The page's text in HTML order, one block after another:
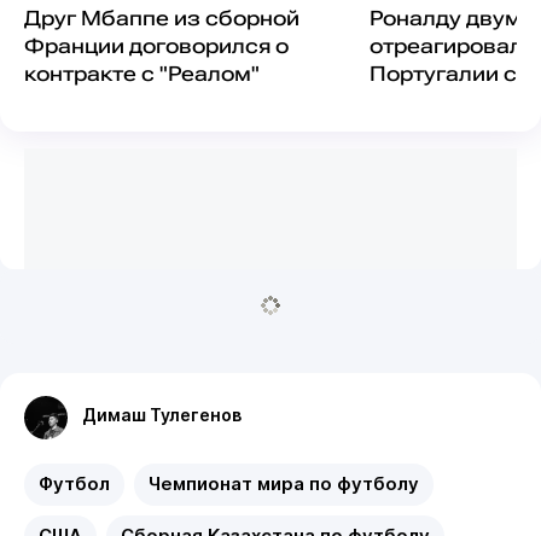
Друг Мбаппе из сборной
Франции договорился о
контракте с "Реалом"
Роналду
отреагировал
Португалии с
Димаш Тулегенов
Футбол Чемпионат мира по футболу